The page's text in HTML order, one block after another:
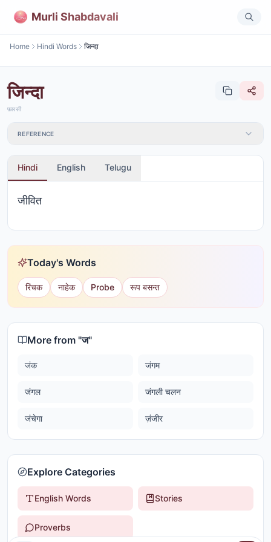
Murli Shabdavali
Home Hindi Words जिन्दा
जिन्दा
फ़ारसी
REFERENCE
Hindi English Telugu
जीवित
Today's Words
रिंचक नाहेक Probe रूप बसन्त
More from "ज"
जंक जंगम
जंगल जंगली चलन
जंचेगा ज़ंजीर
Explore Categories
English Words Stories
Proverbs